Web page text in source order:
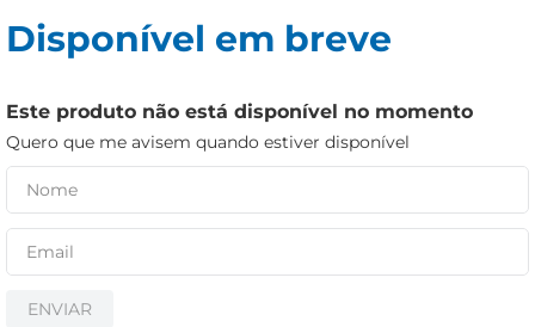
Disponível em breve
Este produto não está disponível no momento
Quero que me avisem quando estiver disponível
ENVIAR
azeite
iogurte
papel higiênico